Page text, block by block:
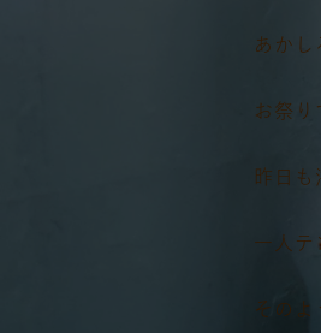
あかし
お祭り
昨日
一人
その